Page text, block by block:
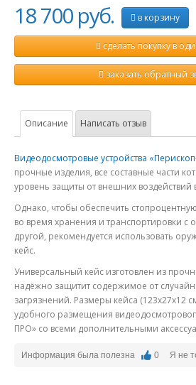
18 700 руб. в корзину
сделать покупку в
заказать обратный
Описание Написать отзыв
Видеодосмотровые устройства
прочные изделия, все составные части
уровень защиты от внешних воздействий
Однако, чтобы обеспечить
во время хранения и транспортировки с
другой, рекомендуется использовать
кейс.
Универсальный кейс изготовлен из
надёжно защитит содержимое от
загрязнений. Размеры кейса (123х27х12
удобного размещения
ПРО» со всеми дополнительными
Информация была полезна 0 Я не